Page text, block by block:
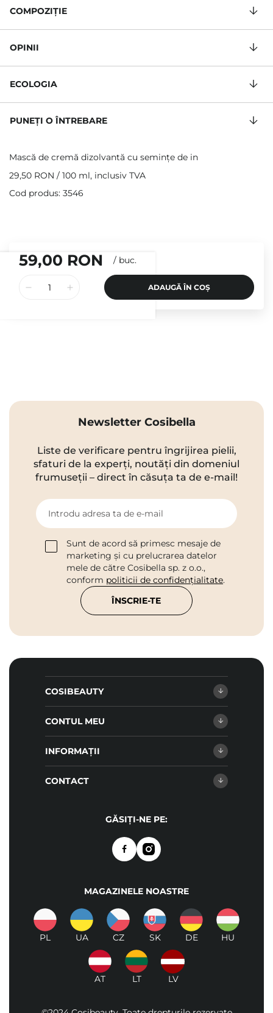
59,00 RON / buc.
ADAUGĂ ÎN COȘ
COMPOZIŢIE
OPINII
ECOLOGIA
PUNEȚI O ÎNTREBARE
Mască de cremă dizolvantă cu semințe de in
29,50 RON / 100 ml, inclusiv TVA
Cod produs: 3546
Newsletter Cosibella
Liste de verificare pentru îngrijirea pielii,
sfaturi de la experți, noutăți din domeniul
frumuseții – direct în căsuța ta de e-mail!
Introdu adresa ta de e-mail
Sunt de acord să primesc mesaje de
marketing și cu prelucrarea datelor
mele de către Cosibella sp. z o.o.,
conform politicii de confidențialitate.
ÎNSCRIE-TE
COSIBEAUTY
CONTUL MEU
INFORMAȚII
CONTACT
GĂSIȚI-NE PE:
MAGAZINELE NOASTRE
PL UA CZ SK DE HU
AT LT LV